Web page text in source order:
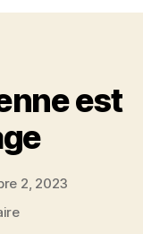
est
2, 2023
sur